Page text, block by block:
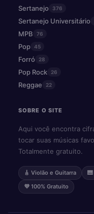
Sertanejo 376
Sertanejo Universitário
MPB 76
Pop 45
Forró 28
Pop Rock 26
Reggae 22
SOBRE O SITE
Aqui você encontra
tocar suas músicas
Totalmente gratuito.
🎸 Violão e Guitarra
💜 100% Gratuito